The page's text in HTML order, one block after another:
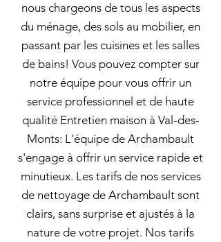
nous chargeons de tous les aspects
du ménage, des sols au mobilier, en
passant par les cuisines et les salles
de bains! Vous pouvez compter sur
notre équipe pour vous offrir un
service professionnel et de haute
qualité Entretien maison à Val-des-
Monts: L'équipe de Archambault
s'engage à offrir un service rapide et
minutieux. Les tarifs de nos services
de nettoyage de Archambault sont
clairs, sans surprise et ajustés à la
nature de votre projet. Nos tarifs